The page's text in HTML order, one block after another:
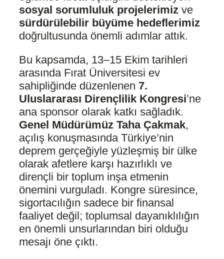
sosyal sorumluluk projelerimiz ve
sürdürülebilir büyüme hedeflerimiz
doğrultusunda önemli adımlar attık.
Bu kapsamda, 13–15 Ekim tarihleri
arasında Fırat Üniversitesi ev
sahipliğinde düzenlenen 7.
Uluslararası Dirençlilik Kongresi’ne
ana sponsor olarak katkı sağladık.
Genel Müdürümüz Taha Çakmak,
açılış konuşmasında Türkiye’nin
deprem gerçeğiyle yüzleşmiş bir ülke
olarak afetlere karşı hazırlıklı ve
dirençli bir toplum inşa etmenin
önemini vurguladı. Kongre süresince,
sigortacılığın sadece bir finansal
faaliyet değil; toplumsal dayanıklılığın
en önemli unsurlarından biri olduğu
mesajı öne çıktı.